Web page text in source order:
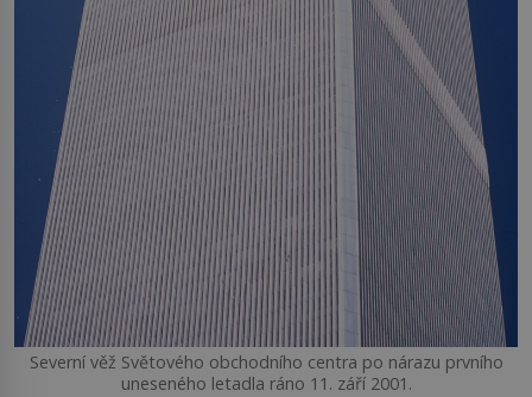
Severní věž Světového obchodního centra po nárazu prvního
uneseného letadla ráno 11. září 2001.